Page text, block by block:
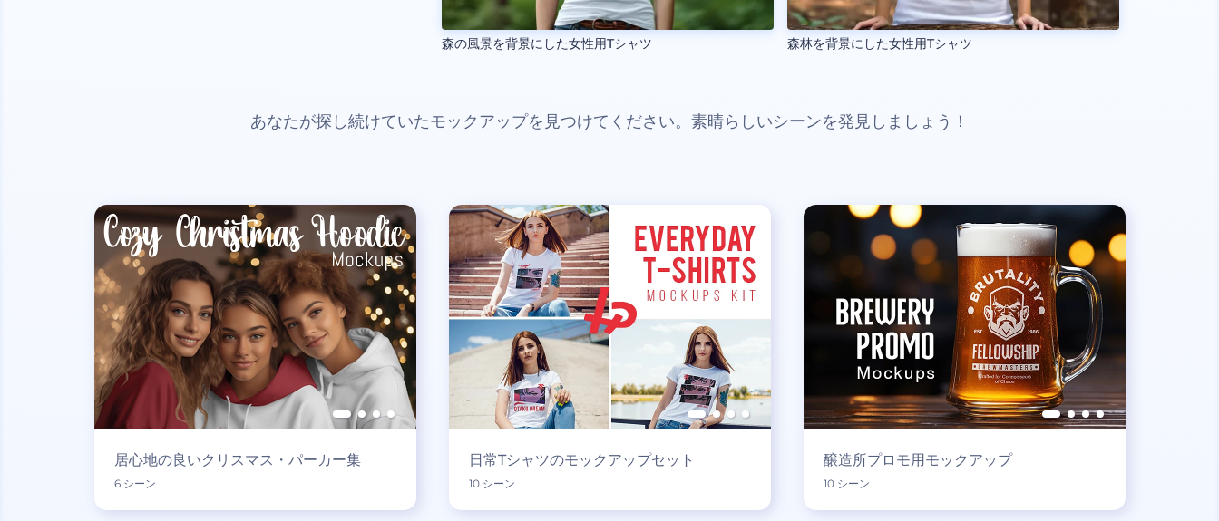
森の風景を背景にした女性用Tシャツ 森林を背景にした女性用Tシャツ
あなたが探し続けていたモックアップを見つけてください。素晴らしいシーンを発見しましょう！
居心地の良いクリスマス・パーカー集
6 シーン
日常Tシャツのモックアップセット
10 シーン
醸造所プロモ用モックアップ
10 シーン